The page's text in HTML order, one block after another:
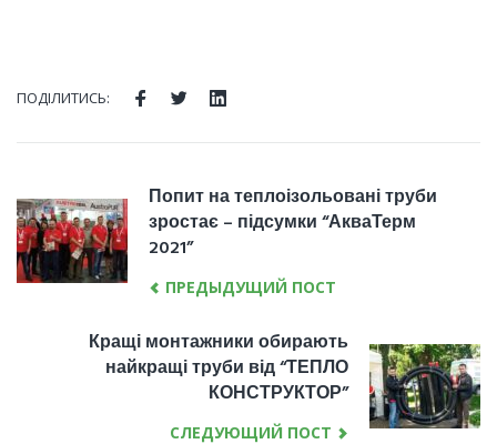
ПОДІЛИТИСЬ: Facebook
Twitter
ЗАПИСІВ
Попит на теплоізольовані труби
зростає – підсумки “АкваТерм
2021”
ПРЕДЫДУЩИЙ ПОСТ
Previous
post:
Кращі монтажники обирають
найкращі труби від “ТЕПЛО
КОНСТРУКТОР”
СЛЕДУЮЩИЙ ПОСТ
Next
post: